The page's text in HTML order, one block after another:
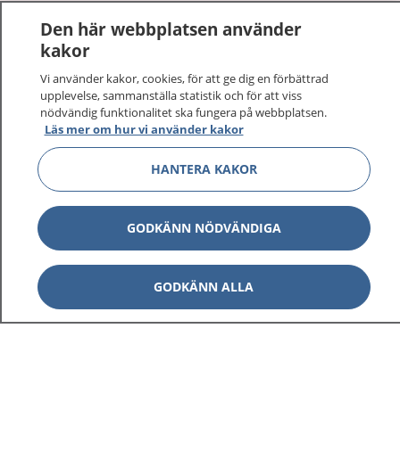
1177–tryggt om din hälsa och vård
På 1177.se får du råd om hälsa och information om
sjukdomar och vilka mottagningar du kan kontakta.
Logga in för att läsa din journal och göra dina
vårdärenden. Ring telefonnummer 1177 för
sjukvårdsrådgivning dygnet runt.
1177 ger dig råd när du vill må bättre.
1177 på flera språk Visa
Den här webbplatsen använder
kakor
Vi använder kakor, cookies, för att ge dig en förbättrad
upplevelse, sammanställa statistik och för att viss
nödvändig funktionalitet ska fungera på webbplatsen.
Läs mer om hur vi använder kakor
HANTERA KAKOR
GODKÄNN NÖDVÄNDIGA
GODKÄNN ALLA